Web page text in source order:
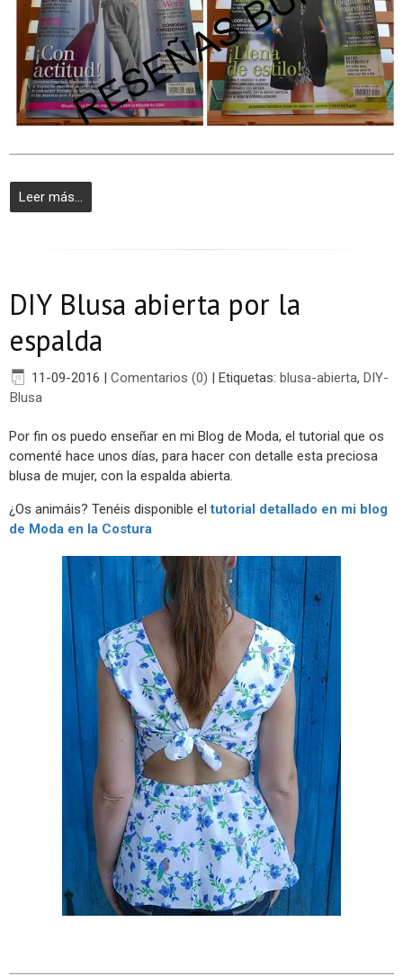
Leer más...
DIY Blusa abierta por la
espalda
11-09-2016 | Comentarios (0) | Etiquetas: blusa-abierta, DIY-
Blusa
Por fin os puedo enseñar en mi Blog de Moda, el tutorial que os
comenté hace unos días, para hacer con detalle esta preciosa
blusa de mujer, con la espalda abierta.
¿Os animáis? Tenéis disponible eltutorial detallado en mi blog
de Moda en la Costura